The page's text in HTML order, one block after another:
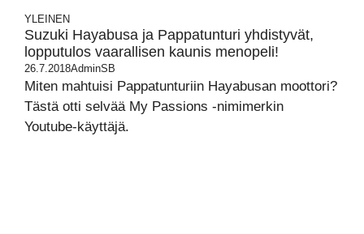
YLEINEN
Suzuki Hayabusa ja Pappatunturi yhdistyvät,
lopputulos vaarallisen kaunis menopeli!
26.7.2018AdminSB
Miten mahtuisi Pappatunturiin Hayabusan moottori?
Tästä otti selvää My Passions -nimimerkin
Youtube-käyttäjä.